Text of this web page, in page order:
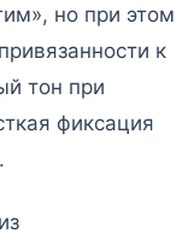
но при этом
к
тон при
фиксация